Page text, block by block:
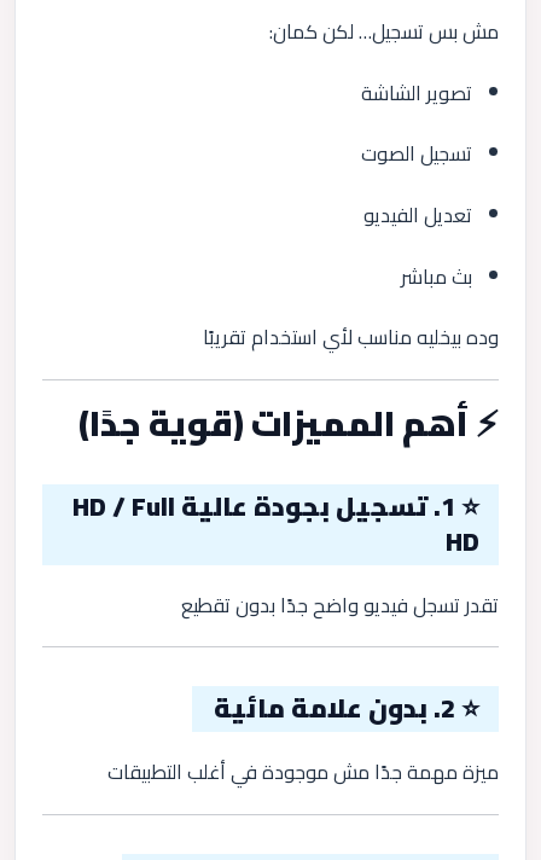
مش بس تسجيل… لكن كمان:
تصوير الشاشة
تسجيل الصوت
تعديل الفيديو
بث مباشر
وده بيخليه مناسب لأي استخدام تقريبًا
⚡ أهم المميزات (قوية جدًا)
⭐ 1. تسجيل بجودة عالية HD / Full
HD
تقدر تسجل فيديو واضح جدًا بدون تقطيع
⭐ 2. بدون علامة مائية
ميزة مهمة جدًا مش موجودة في أغلب التطبيقات